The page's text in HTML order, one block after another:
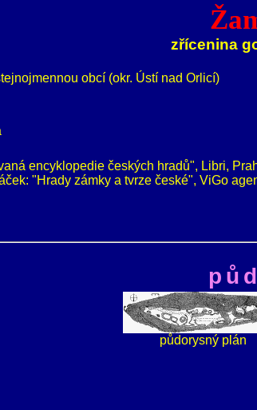
zřícenina
obcí (okr. Ústí nad Orlicí)
encyklopedie českých hradů", Libri,
"Hrady zámky a tvrze české", ViGo
půdorysný plán